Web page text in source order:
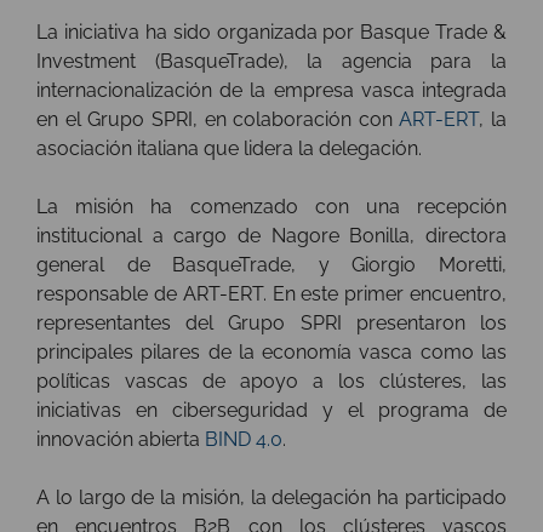
La iniciativa ha sido organizada por Basque Trade &
Investment (BasqueTrade), la agencia para la
internacionalización de la empresa vasca integrada
en el Grupo SPRI, en colaboración conART-ERT, la
asociación italiana que lidera la delegación.
La misión ha comenzado con una recepción
institucional a cargo de Nagore Bonilla, directora
general de BasqueTrade, y Giorgio Moretti,
responsable de ART-ERT. En este primer encuentro,
representantes del Grupo SPRI presentaron los
principales pilares de la economía vasca como las
políticas vascas de apoyo a los clústeres, las
iniciativas en ciberseguridad y el programa de
innovación abierta BIND 4.0.
A lo largo de la misión, la delegación ha participado
en encuentros B2B con los clústeres vascos